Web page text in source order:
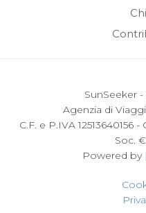
SunSeeker
Agenzia di Viaggi
C.F. e P.IVA 12513640156
Soc.
Powered